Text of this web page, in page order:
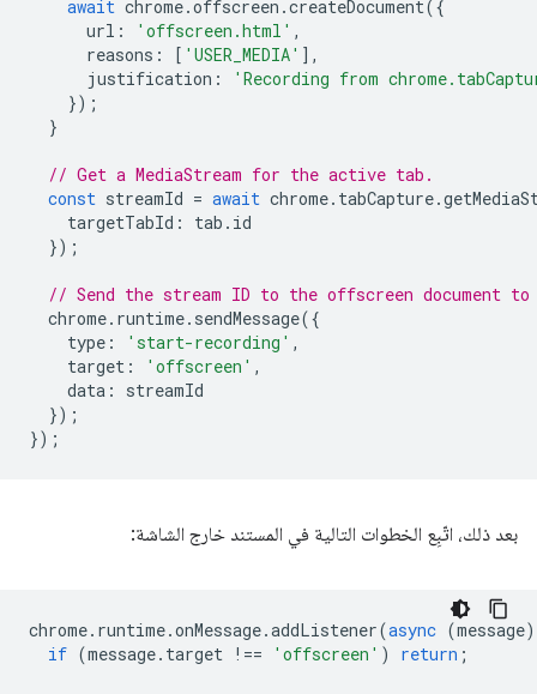
await chrome.offscreen .createDocument({
url : 'offscreen.html' ,
reasons : [ 'USER_MEDIA' ],
justification :
'Recording from
});
}
// Get a MediaStream for the active tab.
const streamId = await chrome. tabCapture.
targetTabId : tab . id
});
// Send the stream ID to the offscreen document
chrome. runtime. sendMessage({
type : 'start-recording' ,
target : 'offscreen' ,
data :
streamId
});
});
بعد ذلك، اتّبِع الخطوات التالية في المستند خارج الشاشة:
chrome. runtime.onMessage.addListener(async (message)
if (message. target !== 'offscreen' ) return ;